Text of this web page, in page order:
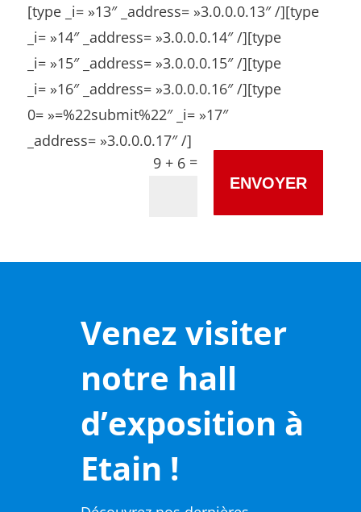
[type _i= »13″ _address= »3.0.0.0.13″ /][type
_i= »14″ _address= »3.0.0.0.14″ /][type
_i= »15″ _address= »3.0.0.0.15″ /][type
_i= »16″ _address= »3.0.0.0.16″ /][type
0= »=%22submit%22″ _i= »17″
_address= »3.0.0.0.17″ /]
9 + 6 =
ENVOYER
Venez visiter
notre hall
d’exposition à
Etain !